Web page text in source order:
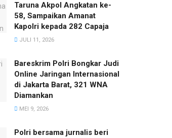
Taruna Akpol Angkatan ke-
58, Sampaikan Amanat
Kapolri kepada 282 Capaja
JULI 11, 2026
Bareskrim Polri Bongkar Judi
Online Jaringan Internasional
di Jakarta Barat, 321 WNA
Diamankan
MEI 9, 2026
Polri bersama jurnalis beri